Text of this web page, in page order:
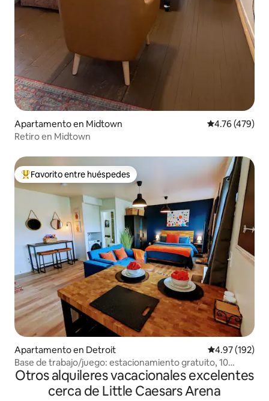
Apartamento en Midtown Calificación
4.76 (479)
Retiro en Midtown
Favorito entre huéspedes preferido
Favorito entre huéspedes
Apartamento en Detroit Calificación
4.97 (192)
Base de trabajo/juego: estacionamiento gratuito, 10
minutos DTWN, WiFi rápido
Otros alquileres vacacionales excelentes
cerca de Little Caesars Arena